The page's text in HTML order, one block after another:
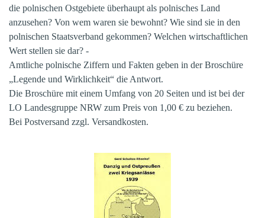
die polnischen Ostgebiete überhaupt als polnisches Land
anzusehen? Von wem waren sie bewohnt? Wie sind sie in den
polnischen Staatsverband gekommen? Welchen wirtschaftlichen
Wert stellen sie dar? -
Amtliche polnische Ziffern und Fakten geben in der Broschüre
„Legende und Wirklichkeit“ die Antwort.
Die Broschüre mit einem Umfang von 20 Seiten und ist bei der
LO Landesgruppe NRW zum Preis von 1,00 € zu beziehen.
Bei Postversand zzgl. Versandkosten.